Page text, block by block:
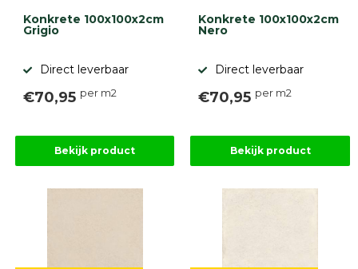
Konkrete 100x100x2cm
Grigio
Direct leverbaar
€70,95 per m2
Bekijk product
Konkrete 100x100x2cm
Nero
Direct leverbaar
€70,95 per m2
Bekijk product